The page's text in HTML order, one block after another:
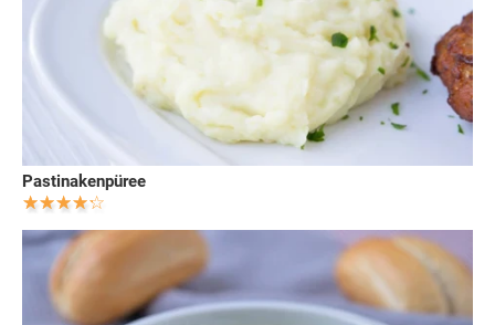
Pastinakenpüree